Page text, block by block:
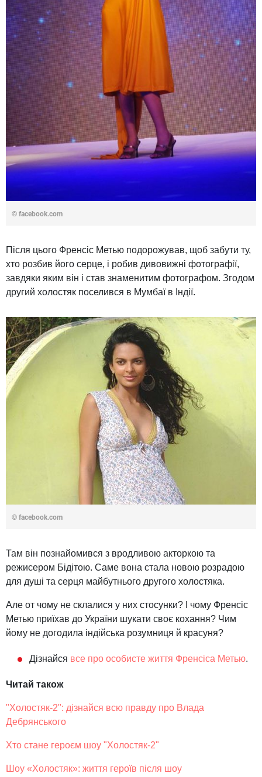
© facebook.com
Після цього Френсіс Метью подорожував, щоб забути ту,
хто розбив його серце, і робив дивовижні фотографії,
завдяки яким він і став знаменитим фотографом. Згодом
другий холостяк поселився в Мумбаї в Індії.
© facebook.com
Там він познайомився з вродливою акторкою та
режисером Бідітою. Саме вона стала новою розрадою
для душі та серця майбутнього другого холостяка.
Але от чому не склалися у них стосунки? І чому Френсіс
Метью приїхав до України шукати своє кохання? Чим
йому не догодила індійська розумниця й красуня?
Дізнайся все про особисте життя Френсіса Метью.
Читай також
"Холостяк-2": дізнайся всю правду про Влада
Дебрянського
Хто стане героєм шоу "Холостяк-2"
Шоу «Холостяк»: життя героїв після шоу